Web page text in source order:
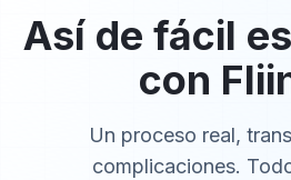
Así de fácil
con
Un proceso real,
complicaciones.